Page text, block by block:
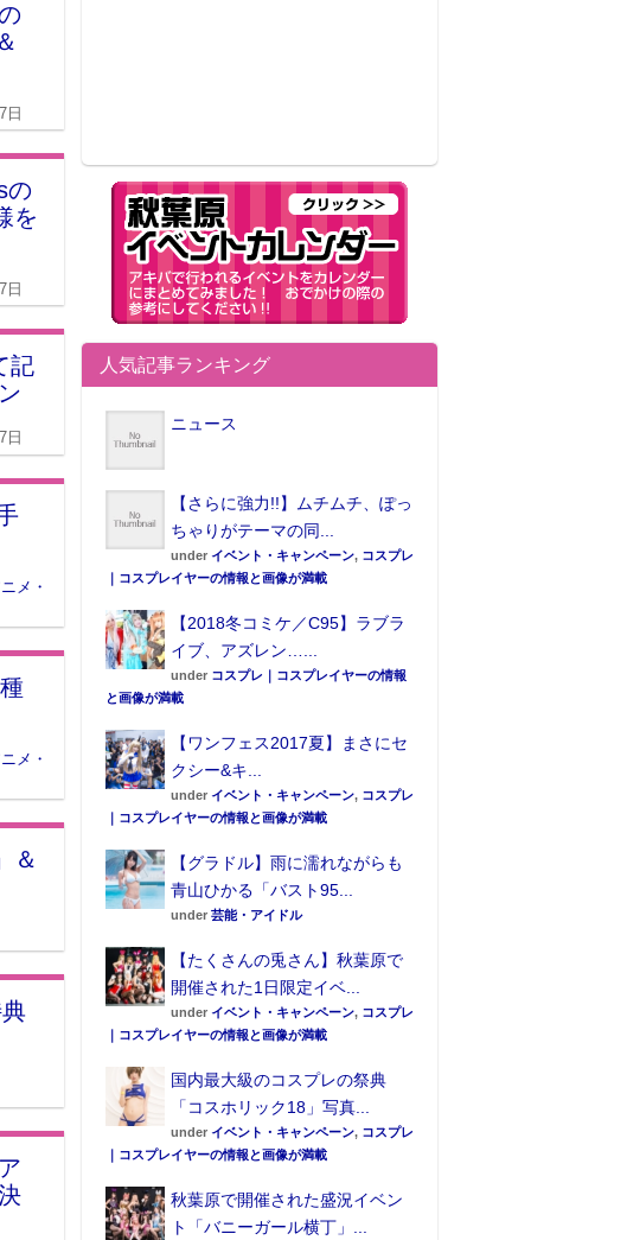
日
の
を
日
記
日
メ・
メ・
＆
人気記事ランキング
ニュース
【さらに強力!!】ムチムチ、ぽっ
ちゃりがテーマの同...
under イベント・キャンペーン, コスプレ
｜コスプレイヤーの情報と画像が満載
【2018冬コミケ／C95】ラブラ
イブ、アズレン…...
under コスプレ｜コスプレイヤーの情報
と画像が満載
【ワンフェス2017夏】まさにセ
クシー&キ...
under イベント・キャンペーン, コスプレ
｜コスプレイヤーの情報と画像が満載
【グラドル】雨に濡れながらも
青山ひかる「バスト95...
under 芸能・アイドル
【たくさんの兎さん】秋葉原で
開催された1日限定イベ...
under イベント・キャンペーン, コスプレ
｜コスプレイヤーの情報と画像が満載
国内最大級のコスプレの祭典
「コスホリック18」写真...
under イベント・キャンペーン, コスプレ
｜コスプレイヤーの情報と画像が満載
秋葉原で開催された盛況イベン
ト「バニーガール横丁」...